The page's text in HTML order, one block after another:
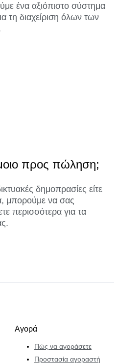
ένα αξιόπιστο σύστημα
τη διαχείριση όλων των
προς πώληση;
δημοπρασίες είτε
μπορούμε να σας
περισσότερα για τα
Αγορά
Πώς να αγοράσετε
Προστασία αγοραστή